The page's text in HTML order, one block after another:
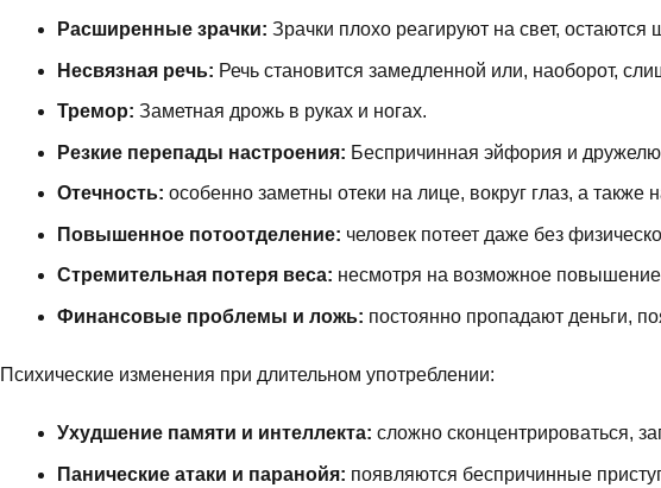
Расширенные зрачки: Зрачки плохо реагируют на свет,
Несвязная речь: Речь становится замедленной или, наоборот,
Тремор: Заметная дрожь в руках и ногах.
Резкие перепады настроения: Беспричинная эйфория и
Отечность: особенно заметны отеки на лице, вокруг глаз, а также
Повышенное потоотделение: человек потеет даже без
Стремительная потеря веса: несмотря на возможное повышение
Финансовые проблемы и ложь: постоянно пропадают деньги,
Психические изменения при длительном употреблении:
Ухудшение памяти и интеллекта: сложно сконцентрироваться,
Панические атаки и паранойя: появляются беспричинные